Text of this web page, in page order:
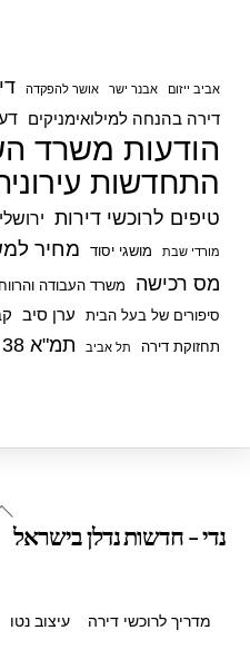
אביב ייזום אבנר ישר אושר להפקדה
דירה בהנחה למילואימניקים
הודעות משרד
התחדשות
טיפים לרוכשי דירות
מורדי שבת מושגי יסוד מחיר
מס רכישה משרד העבודה
סיפורים של בעל הבית ערן סיב
תחזוקת דירה
תל אביב תמ"א 38
נדי - חדשות נדלן בישראל
מדריך לרוכשי דירה עיצוב נטו